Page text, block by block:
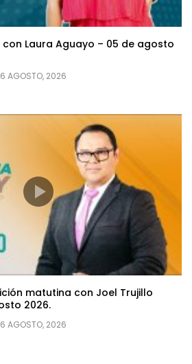
Laura Aguayo – 05 de agosto
6 AGOSTO, 2026
matutina con Joel Trujillo
2026.
6 AGOSTO, 2026